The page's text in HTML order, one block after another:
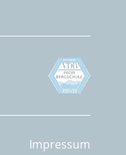
Impressum